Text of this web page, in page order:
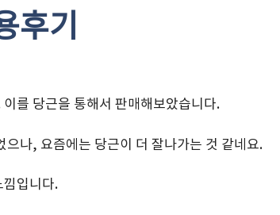
후기
를 당근을 통해서 판매해보았습니다.
나, 요즘에는 당근이 더 잘나가는 것 같네요.
낌입니다.